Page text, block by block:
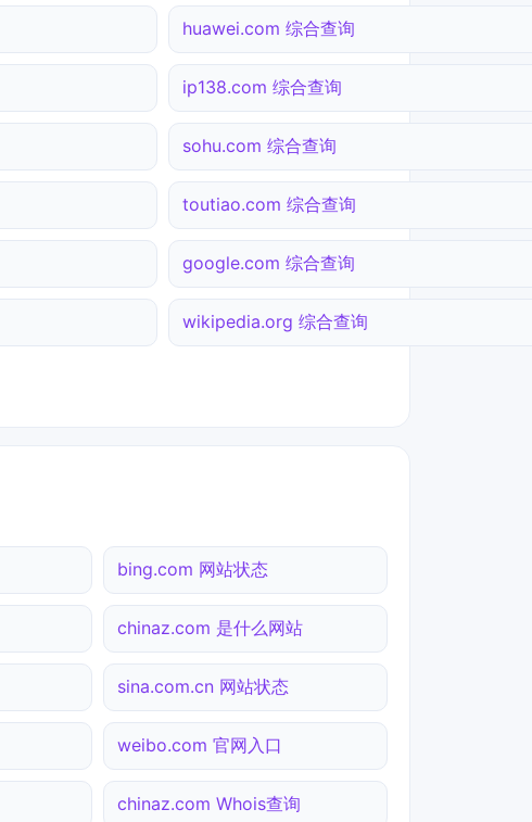
huawei.com 综合查询
ip138.com 综合查询
sohu.com 综合查询
toutiao.com 综合查询
google.com 综合查询
wikipedia.org 综合查询
bing.com 网站状态
chinaz.com 是什么网站
sina.com.cn 网站状态
weibo.com 官网入口
chinaz.com Whois查询